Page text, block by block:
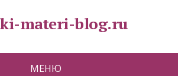
materi-blog.ru
МЕНЮ